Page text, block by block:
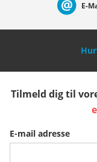
Nederland
Belgique (Français)
E-
Tilmeld dig til
E-mail adresse